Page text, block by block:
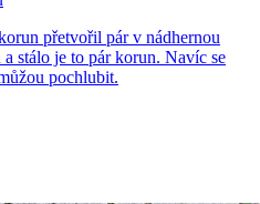
přetvořil pár v nádhernou
stálo je to pár korun. Navíc se
pochlubit.